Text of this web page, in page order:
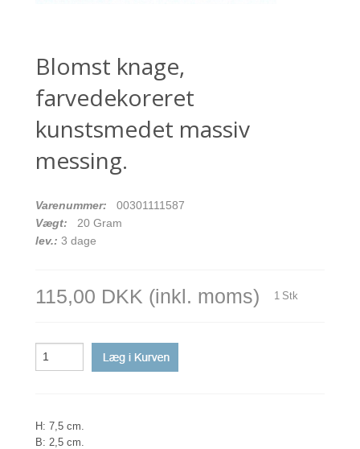
Blomst knage,
farvedekoreret
kunstsmedet massiv
messing.
Varenummer:
00301111587
Vægt:
20 Gram
lev.: 3 dage
115,00 DKK (inkl. moms) 1 Stk
H: 7,5 cm.
B: 2,5 cm.